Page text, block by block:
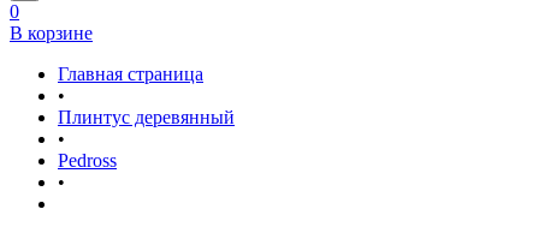
0
В корзине
Главная страница
•
Плинтус деревянный
•
Pedross
•